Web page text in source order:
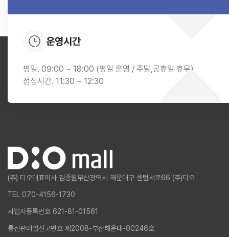
운영시간
평일. 09:00 ~ 18:00 (평일 운영 / 주말,공휴일 휴무)
점심시간. 11:30 ~ 12:30
(주) 디오대표이사 김종원부산광역시 해운대구 센텀서로66 (주)디오
TEL 070-4156-1730
사업자등록번호 621-81-01561
통신판매업신고번호 제2008-부산해운대-00246호